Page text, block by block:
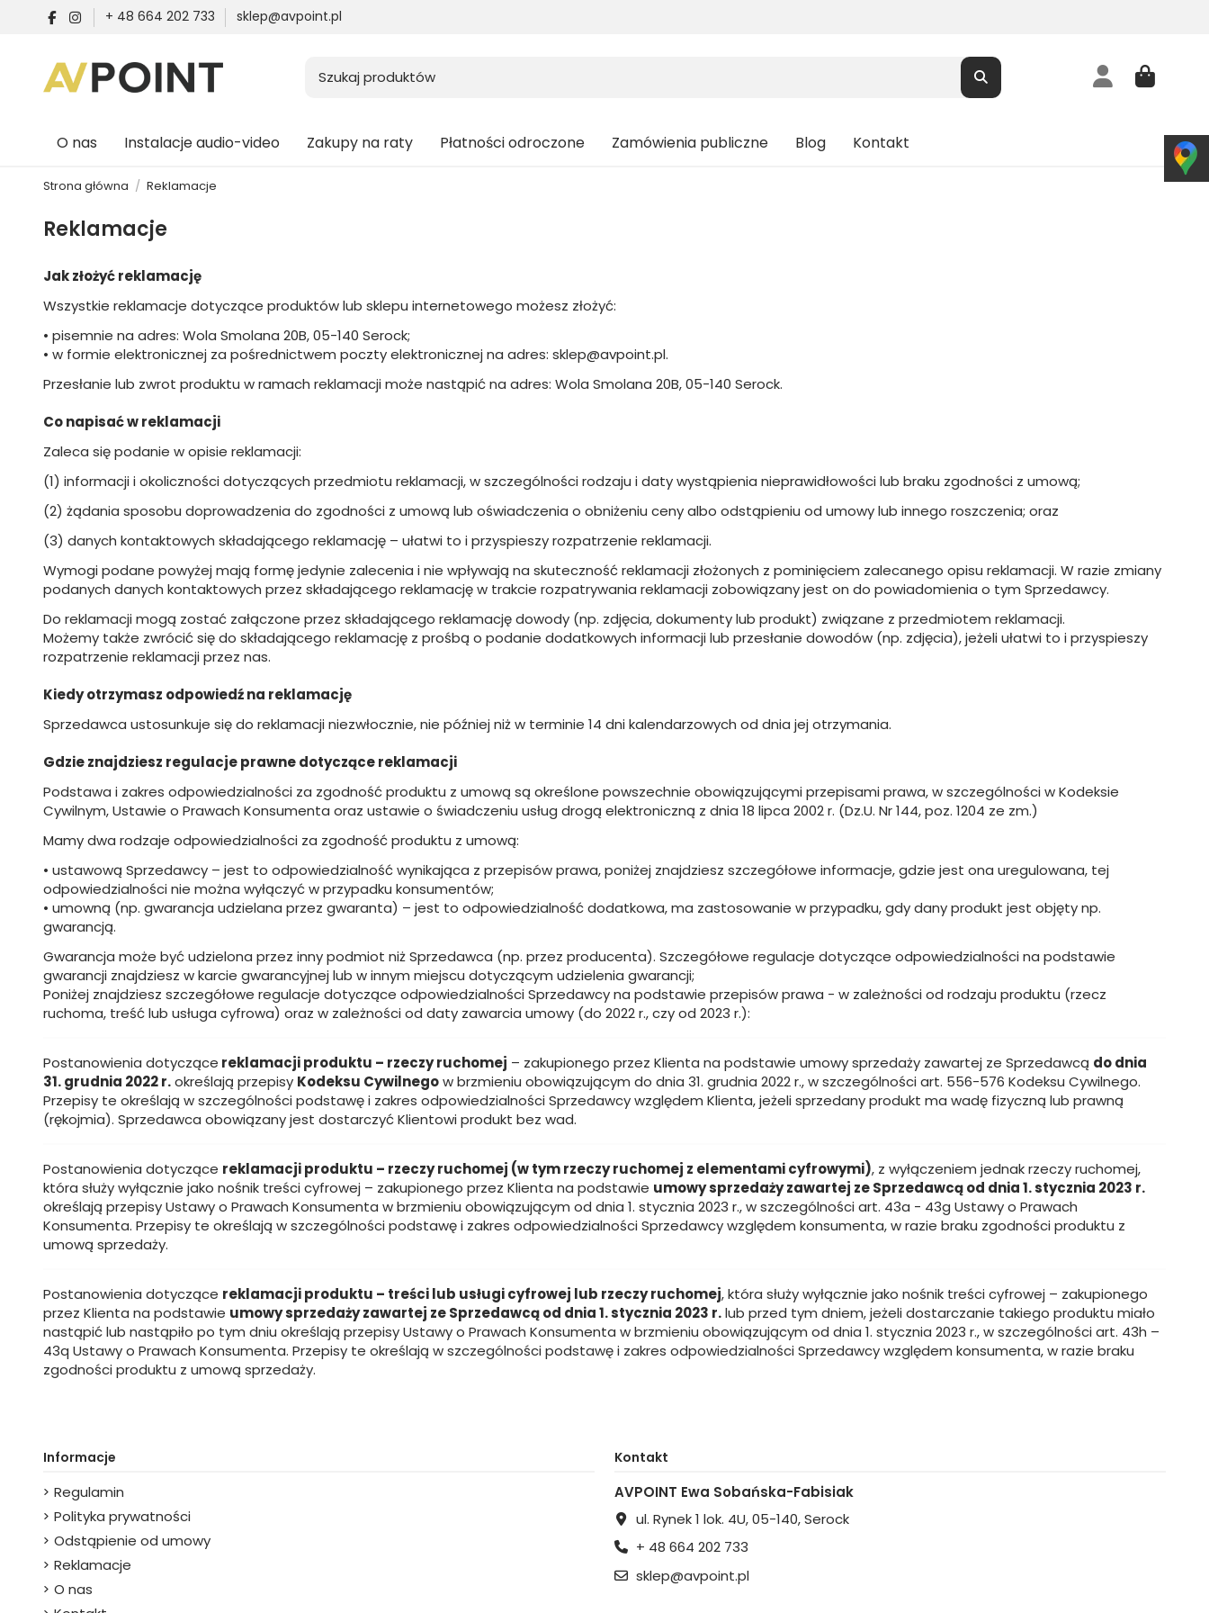
+ 48 664 202 733 sklep@avpoint.pl
O nas Instalacje audio-video Zakupy na raty Płatności odroczone Zamówienia publiczne Blog Kontakt
Strona główna Reklamacje
Reklamacje
Jak złożyć reklamację
Wszystkie reklamacje dotyczące produktów lub sklepu internetowego możesz złożyć:
• pisemnie na adres: Wola Smolana 20B, 05-140 Serock;
• w formie elektronicznej za pośrednictwem poczty elektronicznej na adres: sklep@avpoint.pl.
Przesłanie lub zwrot produktu w ramach reklamacji może nastąpić na adres: Wola Smolana 20B, 05-140 Serock.
Co napisać w reklamacji
Zaleca się podanie w opisie reklamacji:
(1) informacji i okoliczności dotyczących przedmiotu reklamacji, w szczególności rodzaju i daty wystąpienia nieprawidłowości lub braku zgodności z umową;
(2) żądania sposobu doprowadzenia do zgodności z umową lub oświadczenia o obniżeniu ceny albo odstąpieniu od umowy lub innego roszczenia; oraz
(3) danych kontaktowych składającego reklamację – ułatwi to i przyspieszy rozpatrzenie reklamacji.
Wymogi podane powyżej mają formę jedynie zalecenia i nie wpływają na skuteczność reklamacji złożonych z pominięciem zalecanego opisu reklamacji. W razie zmiany
podanych danych kontaktowych przez składającego reklamację w trakcie rozpatrywania reklamacji zobowiązany jest on do powiadomienia o tym Sprzedawcy.
Do reklamacji mogą zostać załączone przez składającego reklamację dowody (np. zdjęcia, dokumenty lub produkt) związane z przedmiotem reklamacji.
Możemy także zwrócić się do składającego reklamację z prośbą o podanie dodatkowych informacji lub przesłanie dowodów (np. zdjęcia), jeżeli ułatwi to i przyspieszy
rozpatrzenie reklamacji przez nas.
Kiedy otrzymasz odpowiedź na reklamację
Sprzedawca ustosunkuje się do reklamacji niezwłocznie, nie później niż w terminie 14 dni kalendarzowych od dnia jej otrzymania.
Gdzie znajdziesz regulacje prawne dotyczące reklamacji
Podstawa i zakres odpowiedzialności za zgodność produktu z umową są określone powszechnie obowiązującymi przepisami prawa, w szczególności w Kodeksie
Cywilnym, Ustawie o Prawach Konsumenta oraz ustawie o świadczeniu usług drogą elektroniczną z dnia 18 lipca 2002 r. (Dz.U. Nr 144, poz. 1204 ze zm.)
Mamy dwa rodzaje odpowiedzialności za zgodność produktu z umową:
• ustawową Sprzedawcy – jest to odpowiedzialność wynikająca z przepisów prawa, poniżej znajdziesz szczegółowe informacje, gdzie jest ona uregulowana, tej
odpowiedzialności nie można wyłączyć w przypadku konsumentów;
• umowną (np. gwarancja udzielana przez gwaranta) – jest to odpowiedzialność dodatkowa, ma zastosowanie w przypadku, gdy dany produkt jest objęty np.
gwarancją.
Gwarancja może być udzielona przez inny podmiot niż Sprzedawca (np. przez producenta). Szczegółowe regulacje dotyczące odpowiedzialności na podstawie
gwarancji znajdziesz w karcie gwarancyjnej lub w innym miejscu dotyczącym udzielenia gwarancji;
Poniżej znajdziesz szczegółowe regulacje dotyczące odpowiedzialności Sprzedawcy na podstawie przepisów prawa - w zależności od rodzaju produktu (rzecz
ruchoma, treść lub usługa cyfrowa) oraz w zależności od daty zawarcia umowy (do 2022 r., czy od 2023 r.):
Postanowienia dotyczące reklamacji produktu – rzeczy ruchomej – zakupionego przez Klienta na podstawie umowy sprzedaży zawartej ze Sprzedawcą do dnia
31. grudnia 2022 r.określają przepisy Kodeksu Cywilnegow brzmieniu obowiązującym do dnia 31. grudnia 2022 r., w szczególności art. 556-576 Kodeksu Cywilnego.
Przepisy te określają w szczególności podstawę i zakres odpowiedzialności Sprzedawcy względem Klienta, jeżeli sprzedany produkt ma wadę fizyczną lub prawną
(rękojmia). Sprzedawca obowiązany jest dostarczyć Klientowi produkt bez wad.
Postanowienia dotyczące reklamacji produktu – rzeczy ruchomej (w tym rzeczy ruchomej z elementami cyfrowymi), z wyłączeniem jednak rzeczy ruchomej,
która służy wyłącznie jako nośnik treści cyfrowej – zakupionego przez Klienta na podstawie umowy sprzedaży zawartej ze Sprzedawcą od dnia 1. stycznia 2023 r.
określają przepisy Ustawy o Prawach Konsumenta w brzmieniu obowiązującym od dnia 1. stycznia 2023 r., w szczególności art. 43a - 43g Ustawy o Prawach
Konsumenta. Przepisy te określają w szczególności podstawę i zakres odpowiedzialności Sprzedawcy względem konsumenta, w razie braku zgodności produktu z
umową sprzedaży.
Postanowienia dotyczące reklamacji produktu – treści lub usługi cyfrowej lub rzeczy ruchomej, która służy wyłącznie jako nośnik treści cyfrowej – zakupionego
przez Klienta na podstawie umowy sprzedaży zawartej ze Sprzedawcą od dnia 1. stycznia 2023 r.lub przed tym dniem, jeżeli dostarczanie takiego produktu miało
nastąpić lub nastąpiło po tym dniu określają przepisy Ustawy o Prawach Konsumenta w brzmieniu obowiązującym od dnia 1. stycznia 2023 r., w szczególności art. 43h –
43q Ustawy o Prawach Konsumenta. Przepisy te określają w szczególności podstawę i zakres odpowiedzialności Sprzedawcy względem konsumenta, w razie braku
zgodności produktu z umową sprzedaży.
Informacje
Regulamin
Polityka prywatności
Odstąpienie od umowy
Reklamacje
O nas
Kontakt
AVPOINT Ewa Sobańska-Fabisiak
ul. Rynek 1 lok. 4U, 05-140, Serock
+ 48 664 202 733
sklep@avpoint.pl